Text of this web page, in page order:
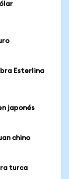
Esterlina
japonés
chino
turca